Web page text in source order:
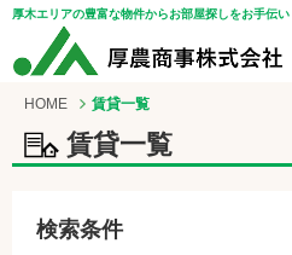
厚木エリアの豊富な物件からお部屋探しをお手伝い
HOME 賃貸一覧
賃貸一覧
検索条件